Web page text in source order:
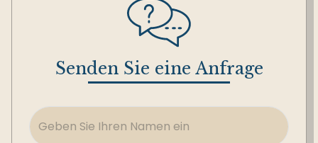
Senden Sie eine Anfrage